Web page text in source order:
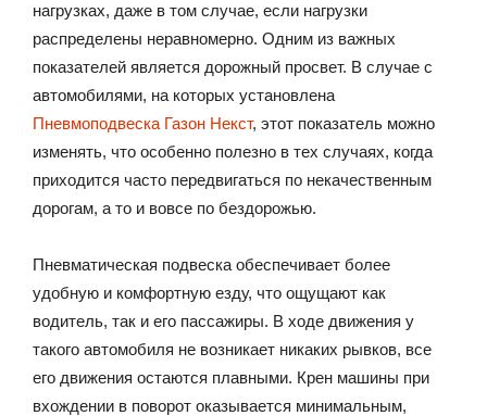
нагрузках, даже в том случае, если нагрузки
распределены неравномерно. Одним из важных
показателей является дорожный просвет. В случае с
автомобилями, на которых установлена
Пневмоподвеска Газон Некст, этот показатель можно
изменять, что особенно полезно в тех случаях, когда
приходится часто передвигаться по некачественным
дорогам, а то и вовсе по бездорожью.
Пневматическая подвеска обеспечивает более
удобную и комфортную езду, что ощущают как
водитель, так и его пассажиры. В ходе движения у
такого автомобиля не возникает никаких рывков, все
его движения остаются плавными. Крен машины при
вхождении в поворот оказывается минимальным,